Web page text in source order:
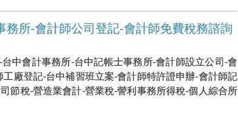
所-會計師公司登記-會計師免費稅務諮詢
中會計事務所-台中記帳士事務所-會計師設立公司-會
廠登記-台中補習班立案-會計師特許證申辦-會計師記
節稅-營造業會計-營業稅-謍利事務所得稅-個人綜合所